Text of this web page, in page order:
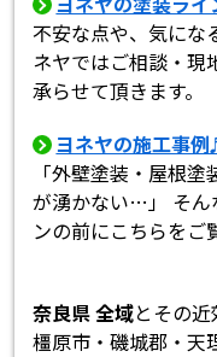
不安な点や、気にな
ネヤではご相談・現
承らせて頂きます。
ヨネヤの施工事
「外壁塗装・屋根
が湧かない…」 そん
ンの前にこちらをご
奈良県 全域とその近
橿原市・磯城郡・天